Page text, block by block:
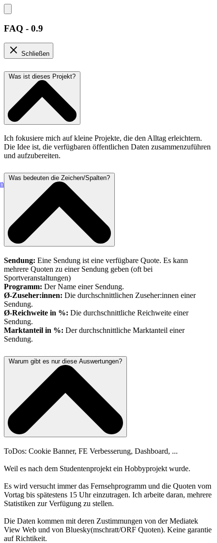
FAQ - 0.9
Schließen
Was ist dieses Projekt?
Ich fokusiere mich auf kleine Projekte, die den Alltag erleichtern.
Die Idee ist, die verfügbaren öffentlichen Daten zusammenzuführen
und aufzubereiten.
Was bedeuten die Zeichen/Spalten?
Sendung: Eine Sendung ist eine verfügbare Quote. Es kann
mehrere Quoten zu einer Sendung geben (oft bei
Sportveranstaltungen)
Programm: Der Name einer Sendung.
Ø-Zuseher:innen: Die durchschnittlichen Zuseher:innen einer
Sendung.
Ø-Reichweite in %: Die durchschnittliche Reichweite einer
Sendung.
Marktanteil in %: Der durchschnittliche Marktanteil einer
Sendung.
Warum gibt es nur diese Auswertungen?
ToDos: Cookie Banner, FE Verbesserung, Dashboard, ...
Weil es nach dem Studentenprojekt ein Hobbyprojekt wurde.
Es wird versucht immer das Fernsehprogramm und die Quoten vom
Vortag bis spätestens 15 Uhr einzutragen. Ich arbeite daran, mehrere
Statistiken zur Verfügung zu stellen.
Die Daten kommen mit deren Zustimmungen von der Mediatek
View Web und von Bluesky(mschratt/ORF Quoten). Keine garantie
auf Richtikeit.